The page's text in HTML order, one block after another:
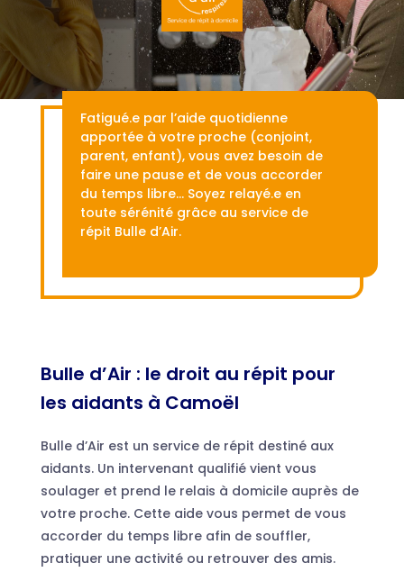
Fatigué.e par l’aide quotidienne
apportée à votre proche (conjoint,
parent, enfant), vous avez besoin de
faire une pause et de vous accorder
du temps libre… Soyez relayé.e en
toute sérénité grâce au service de
répit Bulle d’Air.
Bulle d’Air : le droit au répit pour
les aidants à Camoël
Bulle d’Air est un service de répit destiné aux
aidants. Un intervenant qualifié vient vous
soulager et prend le relais à domicile auprès de
votre proche. Cette aide vous permet de vous
accorder du temps libre afin de souffler,
pratiquer une activité ou retrouver des amis.